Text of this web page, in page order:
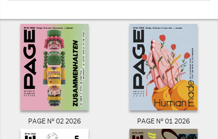
PAGE N° 02 2026 PAGE N° 01 2026